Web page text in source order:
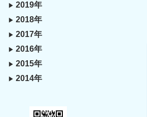
2019年
2018年
2017年
2016年
2015年
2014年